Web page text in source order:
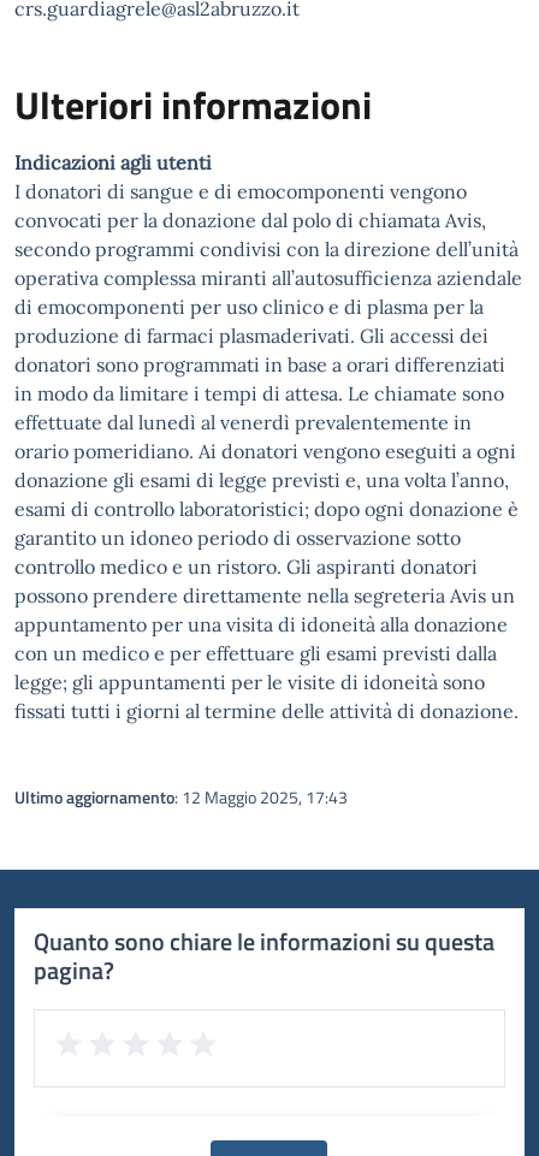
crs.guardiagrele@asl2abruzzo.it
Ulteriori informazioni
Indicazioni agli utenti
I donatori di sangue e di emocomponenti vengono
convocati per la donazione dal polo di chiamata Avis,
secondo programmi condivisi con la direzione dell’unità
operativa complessa miranti all’autosufficienza aziendale
di emocomponenti per uso clinico e di plasma per la
produzione di farmaci plasmaderivati. Gli accessi dei
donatori sono programmati in base a orari differenziati
in modo da limitare i tempi di attesa. Le chiamate sono
effettuate dal lunedì al venerdì prevalentemente in
orario pomeridiano. Ai donatori vengono eseguiti a ogni
donazione gli esami di legge previsti e, una volta l’anno,
esami di controllo laboratoristici; dopo ogni donazione è
garantito un idoneo periodo di osservazione sotto
controllo medico e un ristoro. Gli aspiranti donatori
possono prendere direttamente nella segreteria Avis un
appuntamento per una visita di idoneità alla donazione
con un medico e per effettuare gli esami previsti dalla
legge; gli appuntamenti per le visite di idoneità sono
fissati tutti i giorni al termine delle attività di donazione.
Ultimo aggiornamento: 12 Maggio 2025, 17:43
Quanto sono chiare le informazioni su questa
pagina?